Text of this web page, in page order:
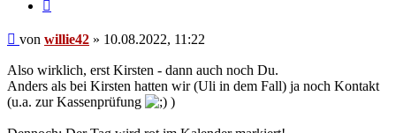
Beitrag
von willie42 » 10.08.2022, 11:22
Also wirklich, erst Kirsten - dann auch noch Du.
Anders als bei Kirsten hatten wir (Uli in dem Fall) ja noch Kontakt
(u.a. zur Kassenprüfung
)